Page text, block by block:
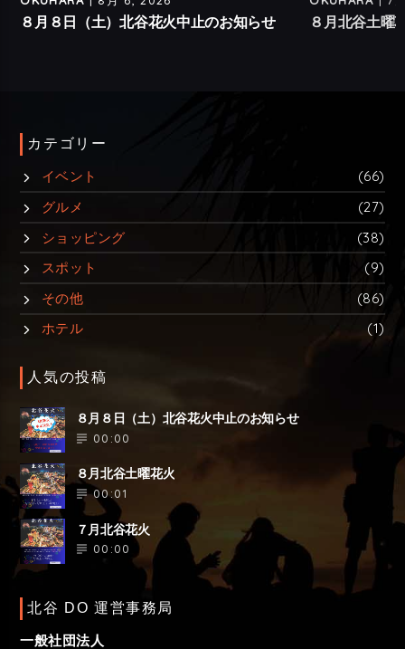
８月８日（土）北谷花火中止のお知らせ ８月北谷土曜
カテゴリー
イベント
(66)
グルメ
(27)
ショッピング
(38)
スポット
(9)
その他
(86)
ホテル
(1)
人気の投稿
８月８日（土）北谷花火中止のお知らせ
00:00
８月北谷土曜花火
00:01
７月北谷花火
00:00
北谷 DO 運営事務局
一般社団法人